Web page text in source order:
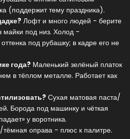
(поддержит тему праздника).
Лофт и много людей - берите
майки под низ. Холод -
под рубашку; в кадре его не
года? Маленький зелёный платок
в тёплом металле. Работает как
Сухая матовая паста/
Борода под машинку и чёткая
у воротника.
тёмная оправа - плюс к палитре.